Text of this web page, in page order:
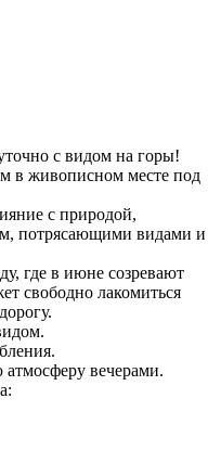
с видом на горы!
в живописном месте под
с природой,
потрясающими видами и
где в июне созревают
свободно лакомиться
вечерами.